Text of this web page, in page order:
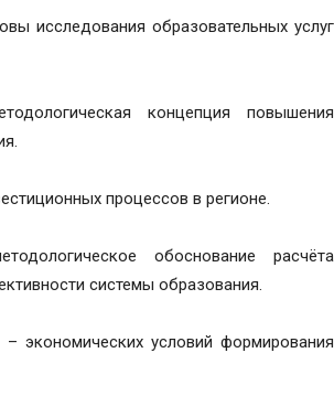
исследования образовательных услуг
концепция повышения
процессов в регионе.
обоснование расчёта
системы образования.
экономических условий формирования